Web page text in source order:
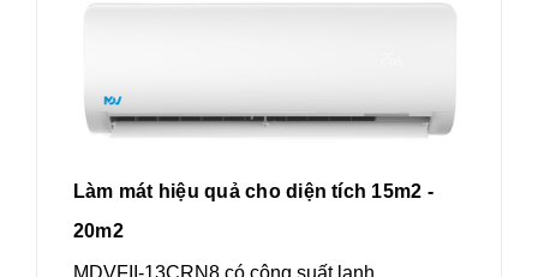
Làm mát hiệu quả cho diện tích 15m2 -
20m2
MDVFII-13CRN8 có công suất lạnh